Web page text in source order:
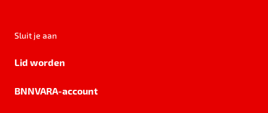
Sluit je aan
Lid worden
BNNVARA-account